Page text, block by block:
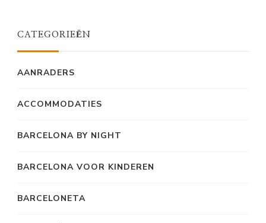
CATEGORIEËN
AANRADERS
ACCOMMODATIES
BARCELONA BY NIGHT
BARCELONA VOOR KINDEREN
BARCELONETA